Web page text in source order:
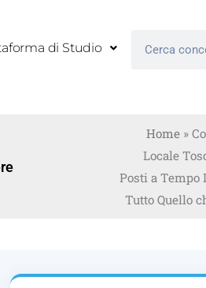
di Studio Cerca
Home»
Locale
Posti a Tempo
Tutto Quello